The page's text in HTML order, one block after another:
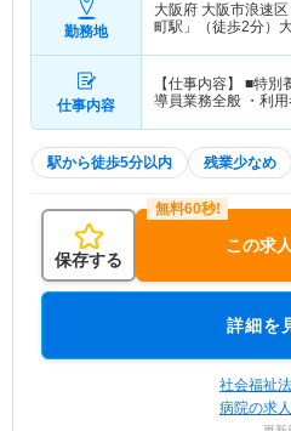
勤務地
大阪府 大阪市浪速区
町駅」（徒歩2分）
仕事内容
【仕事内容】 ■特
導員業務全般 ・利
駅から徒歩5分以内 残業少なめ
保存する
この求
詳細を
社会福祉
病院の求